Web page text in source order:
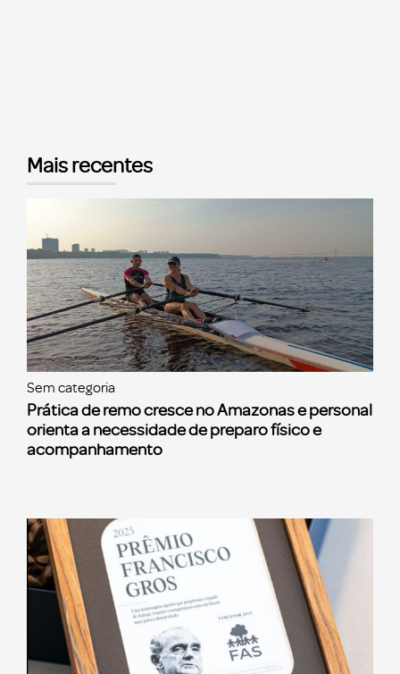
Mais recentes
Sem categoria
Prática de remo cresce no Amazonas e personal
orienta a necessidade de preparo físico e
acompanhamento